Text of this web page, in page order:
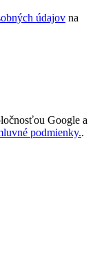
údajov na
Google a
podmienky..